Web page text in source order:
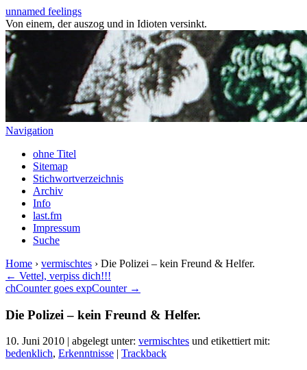
unnamed feelings
Von einem, der auszog und in Idioten versinkt.
Navigation
ohne Titel
Sitemap
Stichwortverzeichnis
Archiv
Info
last.fm
Impressum
Suche
Home › vermischtes › Die Polizei – kein Freund & Helfer.
← Vettel, verpiss dich!!!
chCounter goes expCounter →
Die Polizei – kein Freund & Helfer.
10. Juni 2010 | abgelegt unter: vermischtes und etikettiert mit:
bedenklich, Erkenntnisse | Trackback